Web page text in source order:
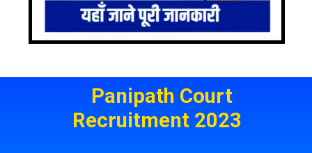
Panipath Court
Recruitment 2023